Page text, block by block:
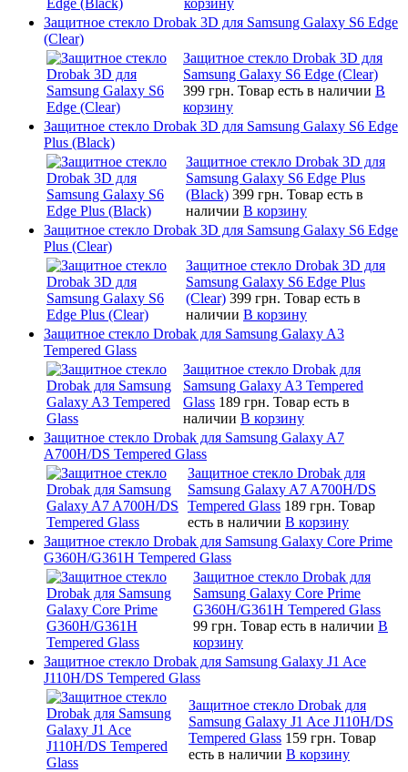
Защитное стекло Drobak 3D для Samsung Galaxy S6 Edge
(Clear)
Защитное стекло Drobak 3D для
Samsung Galaxy S6 Edge (Clear)
399 грн. Товар есть в наличии В
корзину
Защитное стекло Drobak 3D для Samsung Galaxy S6 Edge
Plus (Black)
Защитное стекло Drobak 3D для
Samsung Galaxy S6 Edge Plus
(Black) 399 грн. Товар есть в
наличии В корзину
Защитное стекло Drobak 3D для Samsung Galaxy S6 Edge
Plus (Clear)
Защитное стекло Drobak 3D для
Samsung Galaxy S6 Edge Plus
(Clear) 399 грн. Товар есть в
наличии В корзину
Защитное стекло Drobak для Samsung Galaxy A3
Tempered Glass
Защитное стекло Drobak для
Samsung Galaxy A3 Tempered
Glass 189 грн. Товар есть в
наличии В корзину
Защитное стекло Drobak для Samsung Galaxy A7
A700H/DS Tempered Glass
Защитное стекло Drobak для
Samsung Galaxy A7 A700H/DS
Tempered Glass 189 грн. Товар
есть в наличии В корзину
Защитное стекло Drobak для Samsung Galaxy Core Prime
G360H/G361H Tempered Glass
Защитное стекло Drobak для
Samsung Galaxy Core Prime
G360H/G361H Tempered Glass
99 грн. Товар есть в наличии В
корзину
Защитное стекло Drobak для Samsung Galaxy J1 Ace
J110H/DS Tempered Glass
Защитное стекло Drobak для
Samsung Galaxy J1 Ace J110H/DS
Tempered Glass 159 грн. Товар
есть в наличии В корзину